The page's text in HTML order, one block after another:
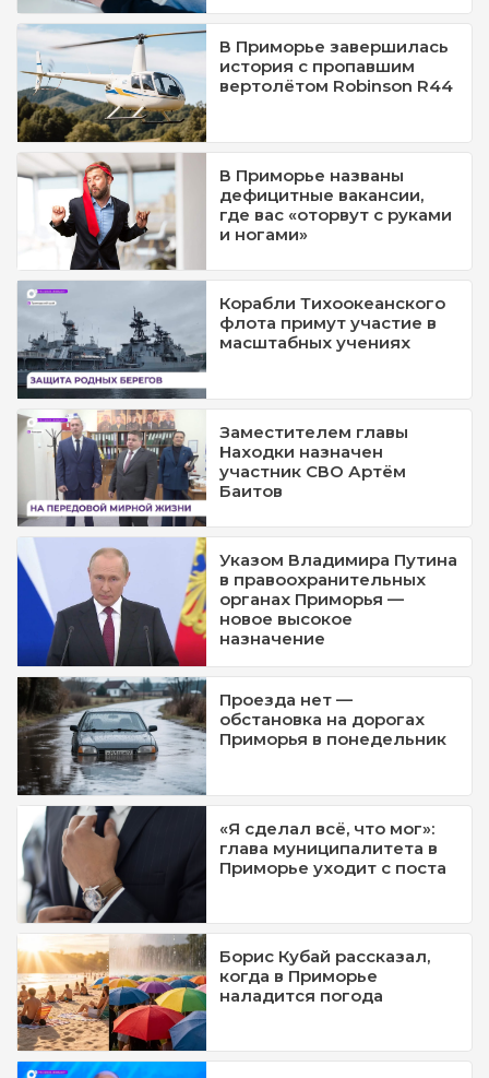
В Приморье завершилась
история с пропавшим
вертолётом Robinson R44
В Приморье названы
дефицитные вакансии,
где вас «оторвут с руками
и ногами»
Корабли Тихоокеанского
флота примут участие в
масштабных учениях
Заместителем главы
Находки назначен
участник СВО Артём
Баитов
Указом Владимира Путина
в правоохранительных
органах Приморья —
новое высокое
назначение
Проезда нет —
обстановка на дорогах
Приморья в понедельник
«Я сделал всё, что мог»:
глава муниципалитета в
Приморье уходит с поста
Борис Кубай рассказал,
когда в Приморье
наладится погода